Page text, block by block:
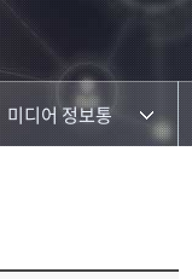
미디어 정보통